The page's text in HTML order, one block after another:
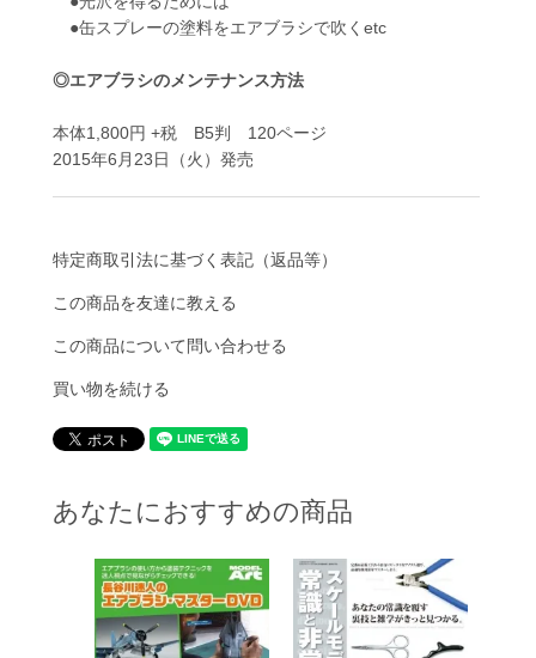
●缶スプレーの塗料をエアブラシで吹くetc
◎エアブラシのメンテナンス方法
本体1,800円 +税 B5判 120ページ
2015年6月23日（火）発売
特定商取引法に基づく表記（返品等）
この商品を友達に教える
この商品について問い合わせる
買い物を続ける
あなたにおすすめの商品